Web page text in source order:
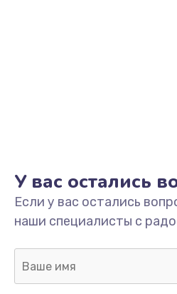
У вас остались
Если у вас остались
наши специалисты с